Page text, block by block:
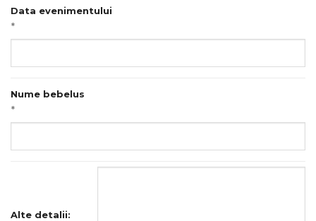
Data evenimentului
*
Nume bebelus
*
Alte detalii: